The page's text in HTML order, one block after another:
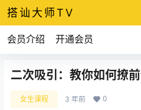
搭讪大师TV
会员介绍 开通会员
二次吸引：教你如何撩
女生课程 3 年前 0